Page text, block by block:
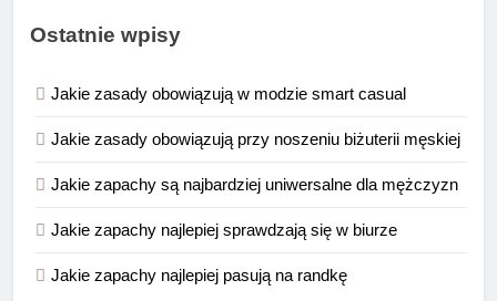
Ostatnie wpisy
Jakie zasady obowiązują w modzie smart casual
Jakie zasady obowiązują przy noszeniu biżuterii męskiej
Jakie zapachy są najbardziej uniwersalne dla mężczyzn
Jakie zapachy najlepiej sprawdzają się w biurze
Jakie zapachy najlepiej pasują na randkę